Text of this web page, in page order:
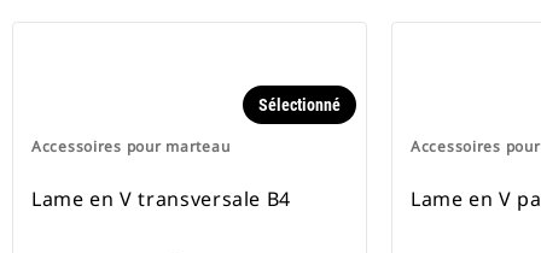
Accessoires pour marteau
Sélectionné
Lame en V transversale B4
Accessoires
Lame en V